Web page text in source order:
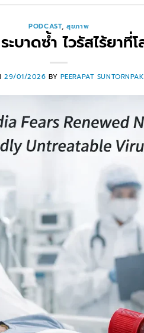
PODCAST,สุขภาพ
ะบาดซ้ำ ไวรัสไร้ยาที่
29/01/2026 BY PEERAPAT